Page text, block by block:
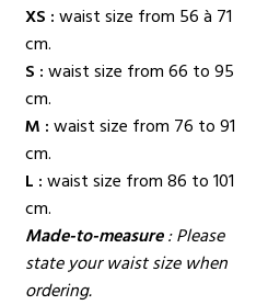
XS : waist size from 56 à 71
cm.
S : waist size from 66 to 95
cm.
M : waist size from 76 to 91
cm.
L : waist size from 86 to 101
cm.
Made-to-measure: Please
state your waist size when
ordering.